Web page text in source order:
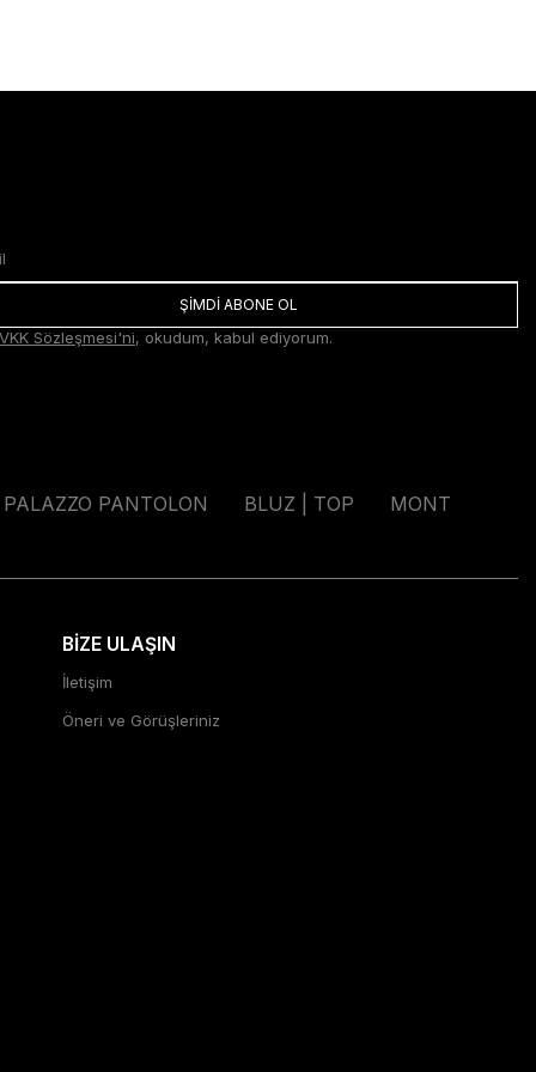
ŞİMDİ ABONE OL
Sözleşmesi'ni, okudum, kabul ediyorum.
PALAZZO PANTOLON BLUZ | TOP
MONT
BİZE ULAŞIN
İletişim
Öneri ve Görüşleriniz